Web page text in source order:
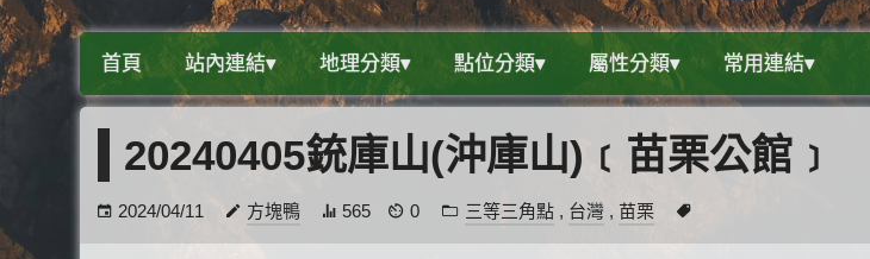
首頁 站內連結▾ 地理分類▾ 點位分類▾ 屬性分類▾ 常用連結▾
20240405銃庫山(沖庫山)﹝苗栗公館﹞
2024/04/11 方塊鴨 565 0 三等三角點 , 台灣 , 苗栗